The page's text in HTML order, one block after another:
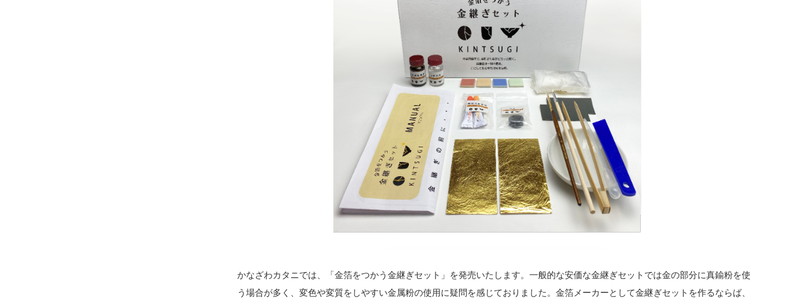
かなざわカタニでは、「金箔をつかう金継ぎセット」を発売いたします。一般的な安価な金継ぎセットでは金の部分に真鍮粉を使
う場合が多く、変色や変質をしやすい金属粉の使用に疑問を感じておりました。金箔メーカーとして金継ぎセットを作るならば、